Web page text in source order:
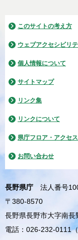
このサイトの考え方
ウェブアクセシビリ
個人情報について
サイトマップ
リンク集
リンクについて
県庁フロア・アクセ
お問い合わせ
長野県庁
法人番号
〒380-8570
長野県長野市大字南
電話：026-232-0111